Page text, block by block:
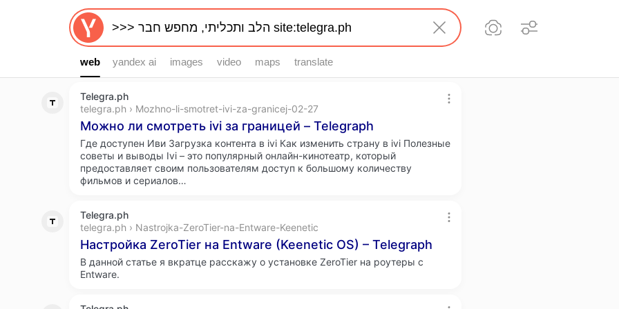
web
web yandex ai images video maps translate
Telegra.ph
telegra.ph › Mozhno-li-smotret-ivi-za-granicej-02-27
Можно ли смотреть ivi за границей – Telegraph
Где доступен Иви Загрузка контента в ivi Как изменить страну в ivi Полезные
советы и выводы Ivi – это популярный онлайн-кинотеатр, который
предоставляет своим пользователям доступ к большому количеству
фильмов и сериалов…
Telegra.ph
telegra.ph › Nastrojka-ZeroTier-na-Entware-Keenetic
Настройка ZeroTier на Entware (Keenetic OS) – Telegraph
В данной статье я вкратце расскажу о установке ZeroTier на роутеры с
Entware.